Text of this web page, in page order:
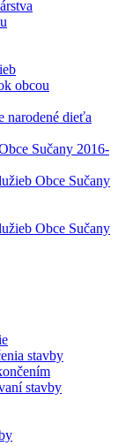
obcou
narodené dieťa
Sučany 2016-
Obce Sučany
Obce Sučany
stavby
stavby